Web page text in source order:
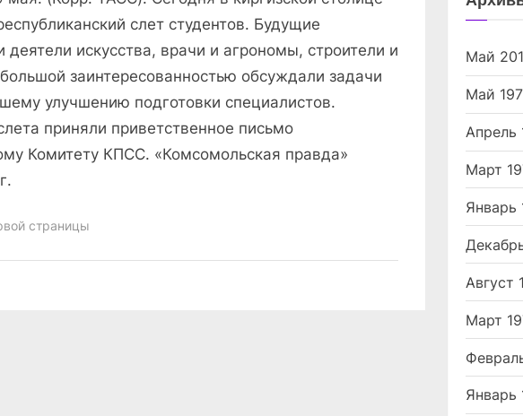
планерка
слет студентов. Будущие
искусства, врачи и агрономы, строители и
заинтересованностью обсуждали задачи
улучшению подготовки специалистов.
приняли приветственное письмо
Комитету КПСС. «Комсомольская правда»
страницы
Май
Май
Апрель
Март
Январь
Август
Март
Январь